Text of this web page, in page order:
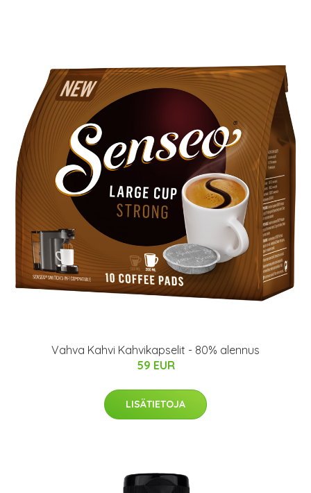
Vahva Kahvi Kahvikapselit - 80% alennus
59 EUR
LISÄTIETOJA